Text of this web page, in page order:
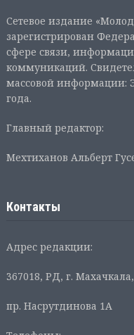
Сетевое издание
зарегистрирован
сфере связи,
коммуникаций.
массовой информации:
года.
Главный редактор:
Мехтиханов Альберт
Контакты
Адрес редакции:
367018, РД, г. Махачкала,
пр. Насрутдинова 1А